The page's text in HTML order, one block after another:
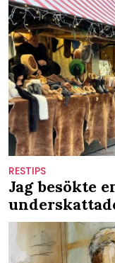
RESTIPS
Jag besökte